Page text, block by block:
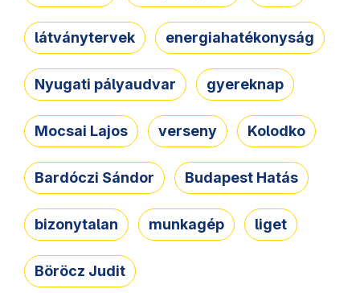
látványtervek energiahatékonyság
Nyugati pályaudvar gyereknap
Mocsai Lajos verseny Kolodko
Bardóczi Sándor Budapest Hatás
bizonytalan munkagép liget
Böröcz Judit